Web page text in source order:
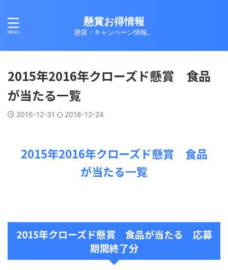
懸賞お得情報
懸賞・キャンペーン情報。
2015年2016年クローズド懸賞 食品
が当たる一覧
2016-12-31 2018-12-24
2015年2016年クローズド懸賞 食品
が当たる一覧
2015年クローズド懸賞 食品が当たる 応募
期間終了分